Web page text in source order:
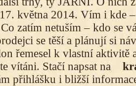
května 2014. Vím i kde
zatím netuším – kdo se
se těší a plánují si
řemesel k vlastní aktivitě
vítáni. Stačí napsat na
přihlášku i bližší